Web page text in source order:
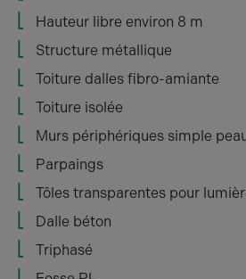
Hauteur libre environ 8 m
Structure métallique
Toiture dalles fibro-amiante
Toiture isolée
Murs périphériques simple
Parpaings
Tôles transparentes pour
Dalle béton
Triphasé